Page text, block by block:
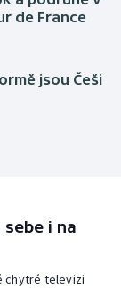
de France
jsou Češi
i na
chytré televizi